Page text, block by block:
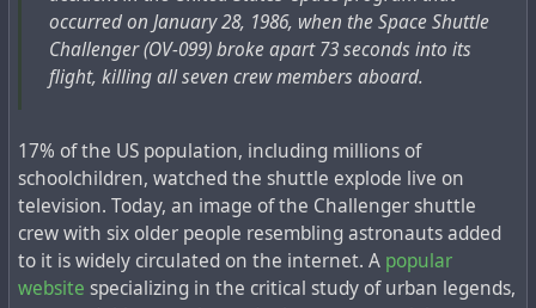
Аарон Солтер былпосмертно героизирован, хотя
отдельной страницы английской википедии о нём, в
отличии от нападавшего, так и не появилось. Если
ввести его имя в поисковой системе, откроется
множество новостных сюжетов с упоминанием его
имени почти исключительно в контексте этого
массового убийства в Буффало. Так, например, год
назад конгрессмен Тимоти Кеннеди предложил
назвать именем Аарона Солтера законодательный
акт, запрещающий гражданским владение военными
occurred on January 28, 1986, when the Space Shuttle
Challenger (OV-099) broke apart 73 seconds into its
flight, killing all seven crew members aboard.
17% of the US population, including millions of
schoolchildren, watched the shuttle explode live on
television. Today, an image of the Challenger shuttle
crew with six older people resembling astronauts added
to it is widely circulated on the internet. A popular
website specializing in the critical study of urban legends,